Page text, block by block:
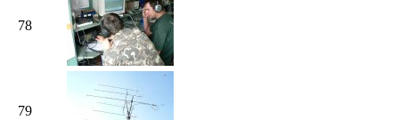
78
79